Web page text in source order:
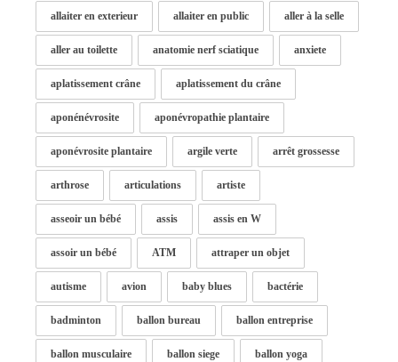
allaiter en exterieur allaiter en public aller à la selle
aller au toilette anatomie nerf sciatique anxiete
aplatissement crâne aplatissement du crâne
aponénévrosite aponévropathie plantaire
aponévrosite plantaire argile verte arrêt grossesse
arthrose articulations artiste
asseoir un bébé assis assis en W
assoir un bébé ATM attraper un objet
autisme avion baby blues bactérie
badminton ballon bureau ballon entreprise
ballon musculaire ballon siege ballon yoga